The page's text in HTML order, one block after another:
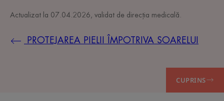
Actualizat la 07.04.2026 , validat de direcția medicală
PROTEJAREA PIELII ÎMPOTRIVA SOARELUI
CUPRINS